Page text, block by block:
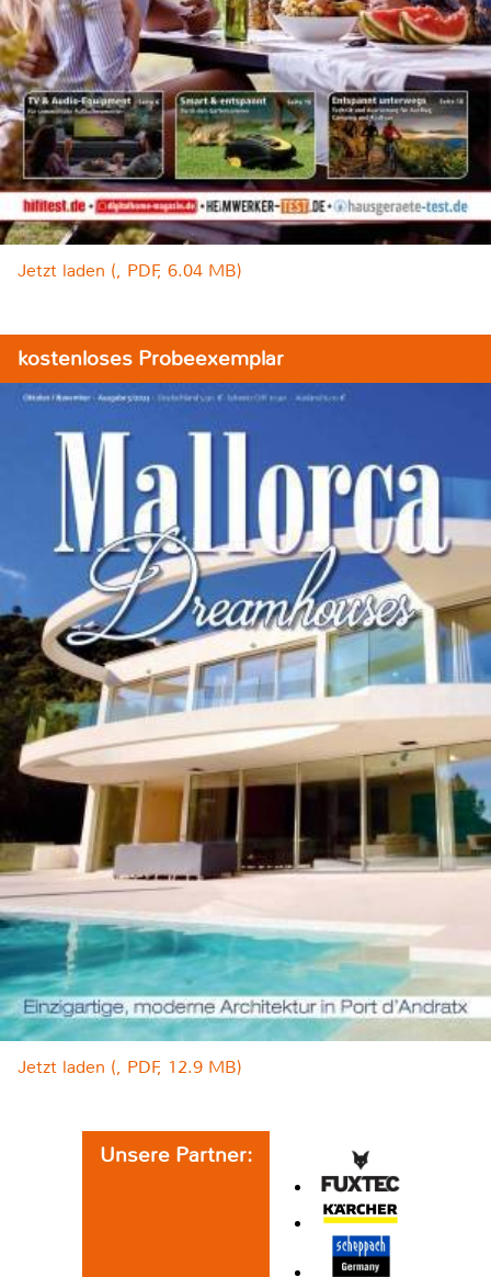
Jetzt laden (, PDF, 6.04 MB)
kostenloses Probeexemplar
Jetzt laden (, PDF, 12.9 MB)
Unsere Partner: